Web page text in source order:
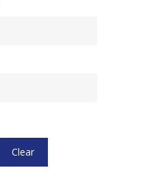
Clear